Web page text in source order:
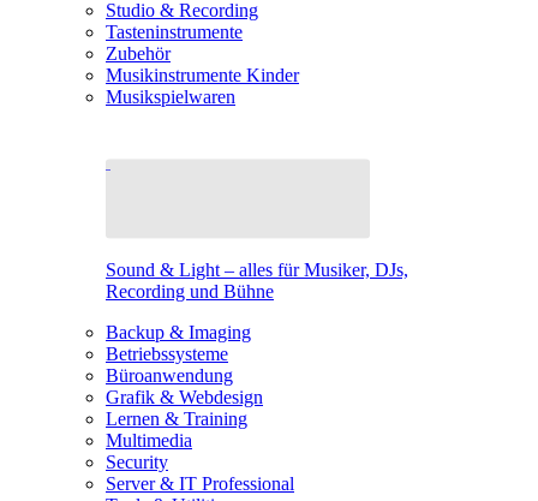
Studio & Recording
Tasteninstrumente
Zubehör
Musikinstrumente Kinder
Musikspielwaren
Sound & Light – alles für Musiker, DJs,
Recording und Bühne
Backup & Imaging
Betriebssysteme
Büroanwendung
Grafik & Webdesign
Lernen & Training
Multimedia
Security
Server & IT Professional